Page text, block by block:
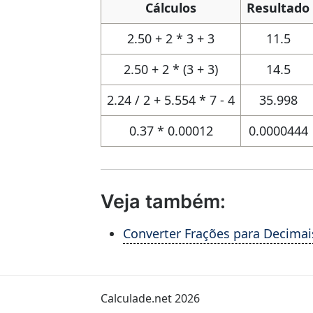
Cálculos
Resultado
2.50 + 2 * 3 + 3
11.5
2.50 + 2 * (3 + 3)
14.5
2.24 / 2 + 5.554 * 7 - 4
35.998
0.37 * 0.00012
0.0000444
Veja também:
Converter Frações para
Calculade.net 2026